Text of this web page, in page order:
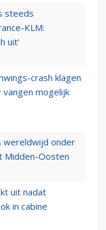
steeds
KLM:
uit’
crash klagen
vangen mogelijk
wereldwijd onder
Midden-Oosten
uit nadat
in cabine